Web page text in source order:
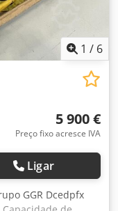
1 / 6
5 900 €
Preço fixo acresce IVA
Ligar
GGR Dcedpfx